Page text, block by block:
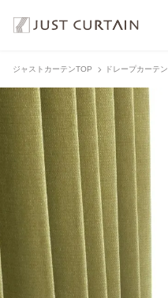
ジャストカーテンTOP ドレープカーテン